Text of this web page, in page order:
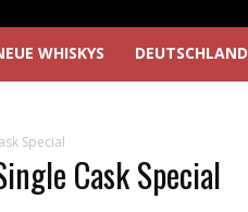
WHISKYS DEUTSCHLAND
Special
Cask Special